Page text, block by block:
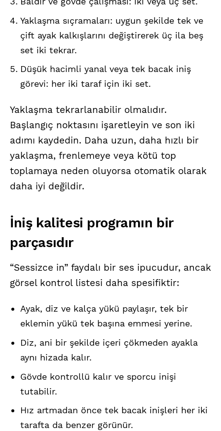
Yaklaşma sıçramaları: uygun şekilde tek ve
çift ayak kalkışlarını değiştirerek üç ila beş
set iki tekrar.
Düşük hacimli yanal veya tek bacak iniş
görevi: her iki taraf için iki set.
Yaklaşma tekrarlanabilir olmalıdır.
Başlangıç noktasını işaretleyin ve son iki
adımı kaydedin. Daha uzun, daha hızlı bir
yaklaşma, frenlemeye veya kötü top
toplamaya neden oluyorsa otomatik olarak
daha iyi değildir.
İniş kalitesi programın bir
parçasıdır
“Sessizce in” faydalı bir ses ipucudur, ancak
görsel kontrol listesi daha spesifiktir:
Ayak, diz ve kalça yükü paylaşır, tek bir
eklemin yükü tek başına emmesi yerine.
Diz, ani bir şekilde içeri çökmeden ayakla
aynı hizada kalır.
Gövde kontrollü kalır ve sporcu inişi
tutabilir.
Hız artmadan önce tek bacak inişleri her iki
tarafta da benzer görünür.